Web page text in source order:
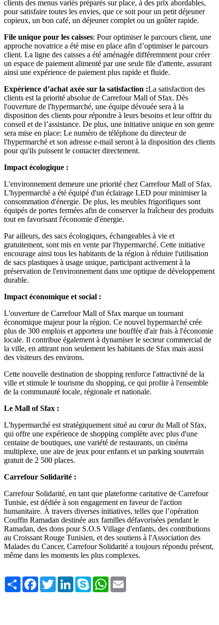
clients des menus variés préparés sur place, à des prix abordables,
pour satisfaire toutes les envies, que ce soit pour un petit déjeuner
copieux, un bon café, un déjeuner complet ou un goûter rapide.
File unique pour les caisses: Pour optimiser le parcours client, une
approche novatrice a été mise en place afin d’optimiser le parcours
client. La ligne des caisses a été aménagée différemment pour créer
un espace de paiement alimenté par une seule file d'attente, assurant
ainsi une expérience de paiement plus rapide et fluide.
Expérience d’achat axée sur la satisfaction :La satisfaction des
clients est la priorité absolue de Carrefour Mall of Sfax. Dès
l'ouverture de l'hypermarché, une équipe dévouée sera à la
disposition des clients pour répondre à leurs besoins et leur offrir du
conseil et de l’assistance. De plus, une initiative unique en son genre
sera mise en place: Le numéro de téléphone du directeur de
l'hypermarché et son adresse e-mail seront à la disposition des clients
pour qu'ils puissent le contacter directement.
Impact écologique :
L'environnement demeure une priorité chez Carrefour Mall of Sfax.
L'hypermarché a été équipé d'un éclairage LED pour minimiser la
consommation d'énergie. De plus, les meubles frigorifiques sont
équipés de portes fermées afin de conserver la fraîcheur des produits
tout en favorisant l'économie d'énergie.
Par ailleurs, des sacs écologiques, échangeables à vie et
gratuitement, sont mis en vente par l'hypermarché. Cette initiative
encourage ainsi tous les habitants de la région à réduire l'utilisation
de sacs plastiques à usage unique, participant activement à la
préservation de l'environnement dans une optique de développement
durable.
Impact économique et social :
L'ouverture de Carrefour Mall of Sfax marque un tournant
économique majeur pour la région. Ce nouvel hypermarché crée
plus de 300 emplois et apportera une bouffée d'air frais à l'économie
locale. Il contribue également à dynamiser le secteur commercial de
la ville, en attirant non seulement les habitants de Sfax mais aussi
des visiteurs des environs.
Cette nouvelle destination de shopping renforce l'attractivité de la
ville et stimule le tourisme du shopping, ce qui profite à l'ensemble
de la communauté locale, régionale et nationale.
Le Mall of Sfax :
L'hypermarché est stratégiquement situé au cœur du Mall of Sfax,
qui offre une expérience de shopping complète avec plus d'une
centaine de boutiques, une variété de restaurants, un cinéma
multiplexe, une aire de jeux pour enfants et un parking souterrain
gratuit de 2 500 places.
Carrefour Solidarité :
Carrefour Solidarité, en tant que plateforme caritative de Carrefour
Tunisie, est dédiée à son engagement en faveur de l'action
humanitaire. À travers diverses initiatives, telles que l’opération
Couffin Ramadan destinée aux familles défavorisées pendant le
Ramadan, des dons pour S.O.S Village d'enfants, des contributions
au Croissant Rouge Tunisien, et des soutiens à l'Association des
Malades du Cancer, Carrefour Solidarité a toujours répondu présent,
même dans les moments les plus complexes.
Share FacebookTwitterLinkedInSkype WhatsApp